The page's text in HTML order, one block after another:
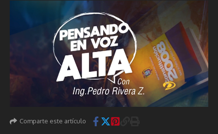
Comparte este artículo